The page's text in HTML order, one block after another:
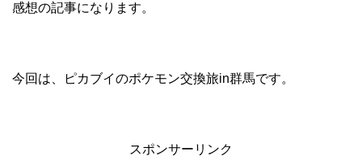
感想の記事になります。
今回は、ピカブイのポケモン交換旅in群馬です。
スポンサーリンク